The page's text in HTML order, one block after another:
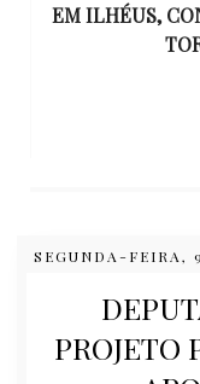
EM ILHÉUS,
SEGUNDA-FEIRA,
PROJETO